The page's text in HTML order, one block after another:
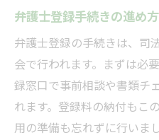
弁護士登録手続きの進め
弁護士登録の手続きは、司
会で行われます。まずは必
録窓口で事前相談や書類チ
れます。登録料の納付もこ
用の準備も忘れずに行いま